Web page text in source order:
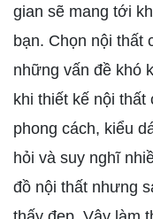
gian sẽ mang tới
bạn. Chọn nội thất
những vấn đề khó
khi thiết kế nội thất
phong cách, kiểu
hỏi và suy nghĩ
đồ nội thất nhưng